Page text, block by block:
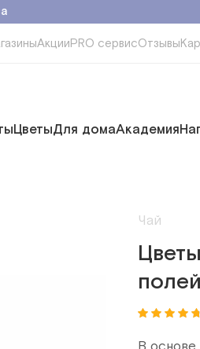
АкцииPRO сервисОтзывы
ЦветыДля домаАкадемия
Чай